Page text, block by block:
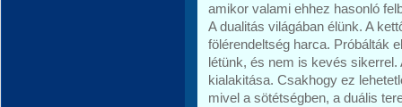
amikor valami ehhez hasonló
A dualitás világában élünk. A
fölérendeltség harca. Próbálták
létünk, és nem is kevés
kialakitása. Csakhogy ez
mivel a sötétségben, a duális